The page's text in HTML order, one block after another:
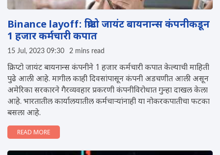
Binance layoff: क्रिप्टो जायंट बायनान्स कंपनीकडून
1 हजार कर्मचारी कपात
15 Jul, 2023 09:30 2 mins read
क्रिप्टो जायंट बायनान्स कंपनीने 1 हजार कर्मचारी कपात केल्याची माहिती
पुढे आली आहे. मागील काही दिवसांपासून कंपनी अडचणीत आली असून
अमेरिका सरकारने गैरव्यवहार प्रकरणी कंपनीविरोधात गुन्हा दाखल केला
आहे. भारतातील कार्यालयातील कर्मचाऱ्यांनाही या नोकरकपातीचा फटका
बसला आहे.
READ MORE